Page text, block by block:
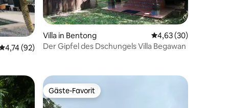
Bewertungen
Bewertung: 4,74 von 5, 92 Bewertungen
4,74 (92)
Villa in Bentong Durchschnittliche
4,63 (30)
Der Gipfel des Dschungels Villa Begawan
Gäste-Favorit
Gäste-Favorit